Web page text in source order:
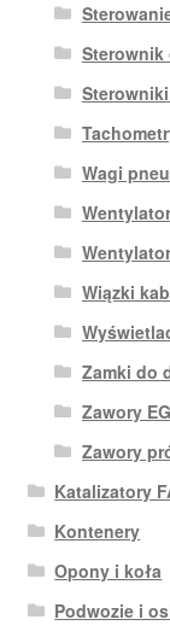
Sterownik
Wagi
Wiązki
Zamki do
Zawory
Zawory
Katalizatory
Kontenery
Opony i koła
Podwozie i